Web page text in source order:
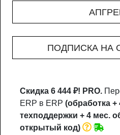
ПОДПИСКА НА
Скидка 6 444 ₽! PRO.
ERP в ERP (обработка +
техподдержки + 4 мес.
открытый код)